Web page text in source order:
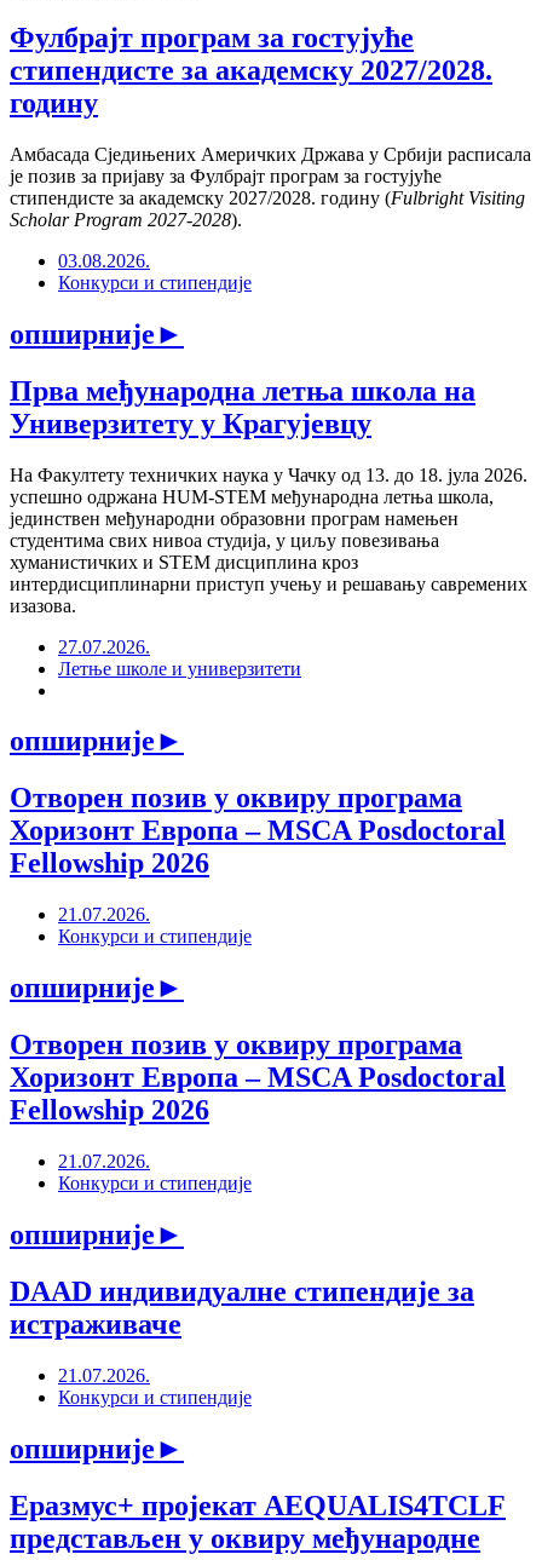
Фулбрајт програм за гостујуће
стипендисте за академску 2027/2028.
годину
Амбасада Сједињених Америчких Држава у Србији расписала
је позив за пријаву за Фулбрајт програм за гостујуће
стипендисте за академску 2027/2028. годину (Fulbright Visiting
Scholar Program 2027-2028).
03.08.2026.
Конкурси и стипендије
опширније►
Прва међународна летња школа на
Универзитету у Крагујевцу
На Факултету техничких наука у Чачку од 13. до 18. јула 2026.
успешно одржана HUM-STEM међународна летња школа,
јединствен међународни образовни програм намењен
студентима свих нивоа студија, у циљу повезивања
хуманистичких и STEM дисциплина кроз
интердисциплинарни приступ учењу и решавању савремених
изазова.
27.07.2026.
Летње школе и универзитети
опширније►
Отворен позив у оквиру програма
Хоризонт Европа – MSCA Posdoctoral
Fellowship 2026
21.07.2026.
Конкурси и стипендије
опширније►
Отворен позив у оквиру програма
Хоризонт Европа – MSCA Posdoctoral
Fellowship 2026
21.07.2026.
Конкурси и стипендије
опширније►
DAAD индивидуалне стипендије за
истраживаче
21.07.2026.
Конкурси и стипендије
опширније►
Еразмус+ пројекат AEQUALIS4TCLF
представљен у оквиру међународне